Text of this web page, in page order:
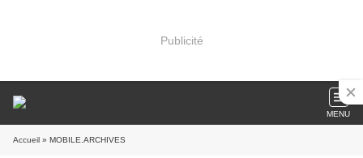
Publicité
MENU
Accueil » MOBILE.ARCHIVES